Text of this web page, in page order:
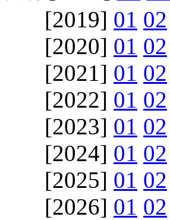
[2019] 01 02
[2020] 01 02
[2021] 01 02
[2022] 01 02
[2023] 01 02
[2024] 01 02
[2025] 01 02
[2026] 01 02